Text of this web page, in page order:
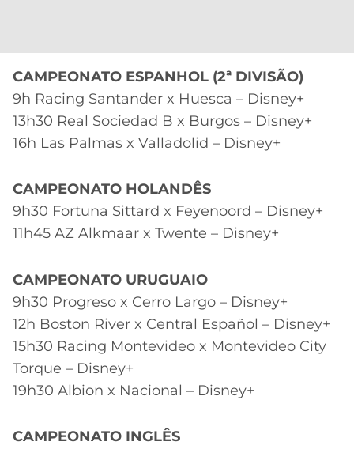
CAMPEONATO ESPANHOL (2ª DIVISÃO)
9h Racing Santander x Huesca – Disney+
13h30 Real Sociedad B x Burgos – Disney+
16h Las Palmas x Valladolid – Disney+
CAMPEONATO HOLANDÊS
9h30 Fortuna Sittard x Feyenoord – Disney+
11h45 AZ Alkmaar x Twente – Disney+
CAMPEONATO URUGUAIO
9h30 Progreso x Cerro Largo – Disney+
12h Boston River x Central Español – Disney+
15h30 Racing Montevideo x Montevideo City
Torque – Disney+
19h30 Albion x Nacional – Disney+
CAMPEONATO INGLÊS